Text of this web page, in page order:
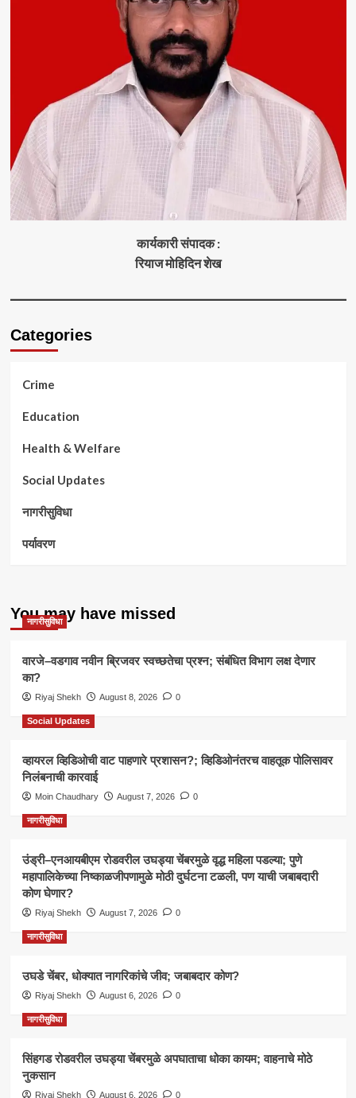
कार्यकारी संपादक :
रियाज मोहिदिन शेख
Categories
Crime
Education
Health & Welfare
Social Updates
नागरीसुविधा
पर्यावरण
You may have missed
नागरीसुविधा
वारजे–वडगाव नवीन ब्रिजवर स्वच्छतेचा प्रश्न; संबंधित विभाग लक्ष देणार
का?
Riyaj Shekh August 8, 2026 0
Social Updates
व्हायरल व्हिडिओची वाट पाहणारे प्रशासन?; व्हिडिओनंतरच वाहतूक पोलिसावर
निलंबनाची कारवाई
Moin Chaudhary August 7, 2026 0
नागरीसुविधा
उंड्री–एनआयबीएम रोडवरील उघड्या चेंबरमुळे वृद्ध महिला पडल्या; पुणे
महापालिकेच्या निष्काळजीपणामुळे मोठी दुर्घटना टळली, पण याची जबाबदारी
कोण घेणार?
Riyaj Shekh August 7, 2026 0
नागरीसुविधा
उघडे चेंबर, धोक्यात नागरिकांचे जीव; जबाबदार कोण?
Riyaj Shekh August 6, 2026 0
नागरीसुविधा
सिंहगड रोडवरील उघड्या चेंबरमुळे अपघाताचा धोका कायम; वाहनाचे मोठे
नुकसान
Riyaj Shekh August 6, 2026 0